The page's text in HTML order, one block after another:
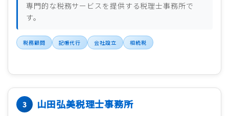
専門的な税務サービスを提供する税理士事務所で
す。
税務顧問 記帳代行 会社設立 相続税
山田弘美税理士事務所